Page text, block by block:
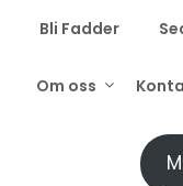
Bli Fadder
Om oss